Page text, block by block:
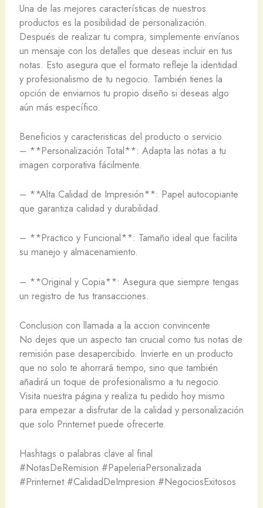
Una de las mejores características de nuestros
productos es la posibilidad de personalización.
Después de realizar tu compra, simplemente envíanos
un mensaje con los detalles que deseas incluir en tus
notas. Esto asegura que el formato refleje la identidad
y profesionalismo de tu negocio. También tienes la
opción de enviarnos tu propio diseño si deseas algo
aún más específico.
Beneficios y caracteristicas del producto o servicio
– **Personalización Total**: Adapta las notas a tu
imagen corporativa fácilmente.
– **Alta Calidad de Impresión**: Papel autocopiante
que garantiza calidad y durabilidad.
– **Practico y Funcional**: Tamaño ideal que facilita
su manejo y almacenamiento.
– **Original y Copia**: Asegura que siempre tengas
un registro de tus transacciones.
Conclusion con llamada a la accion convincente
No dejes que un aspecto tan crucial como tus notas de
remisión pase desapercibido. Invierte en un producto
que no solo te ahorrará tiempo, sino que también
añadirá un toque de profesionalismo a tu negocio.
Visita nuestra página y realiza tu pedido hoy mismo
para empezar a disfrutar de la calidad y personalización
que solo Printernet puede ofrecerte.
Hashtags o palabras clave al final
#NotasDeRemision #PapeleriaPersonalizada
#Printernet #CalidadDeImpresion #NegociosExitosos